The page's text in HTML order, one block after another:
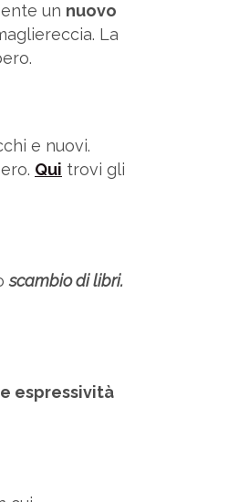
un nuovo
La
e nuovi.
Qui trovi gli
scambio di libri.
espressività